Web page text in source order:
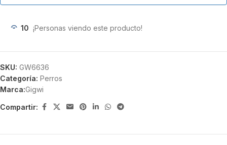
10 ¡Personas viendo este producto!
SKU: GW6636
Categoría: Perros
Marca:Gigwi
Compartir: